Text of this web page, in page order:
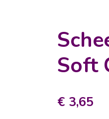
Soft
€ 3,65